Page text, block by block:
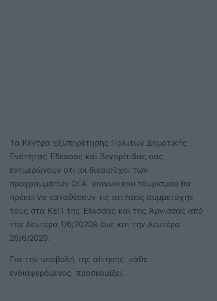
Τα Κέντρα Εξυπηρέτησης Πολιτών Δημοτικής
Ενότητας Έδεσσας και Βεγορίτιδας σας
ενημερώνουν ότι :οι δικαιούχοι των
προγραμμάτων ΟΓΑ κοινωνικού τουρισμού θα
πρέπει να καταθέσουν τις αιτήσεις συμμετοχής
τους στα ΚΕΠ της Έδεσσας και της Άρνισσας από
την Δευτέρα 1/6/20209 έως και την Δευτέρα
26/6/2020.
Για την υποβολή της αίτησης κάθε
ενδιαφερόμενος προσκομίζει: